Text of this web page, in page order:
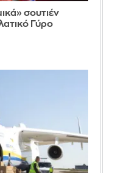
σουτιέν
Γύρο